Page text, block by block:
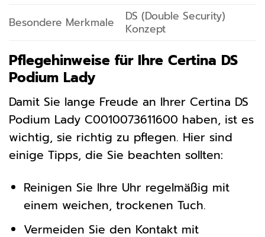
Besondere Merkmale
DS (Double Security)
Konzept
Pflegehinweise für Ihre Certina DS
Podium Lady
Damit Sie lange Freude an Ihrer Certina DS
Podium Lady C0010073611600 haben, ist es
wichtig, sie richtig zu pflegen. Hier sind
einige Tipps, die Sie beachten sollten:
Reinigen Sie Ihre Uhr regelmäßig mit
einem weichen, trockenen Tuch.
Vermeiden Sie den Kontakt mit